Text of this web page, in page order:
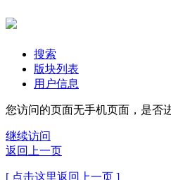
搜索
版块列表
用户信息
您访问的页面无手机页面，是否
继续访问
返回上一页
[ 点击这里返回上一页 ]